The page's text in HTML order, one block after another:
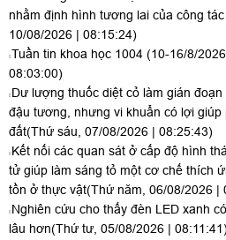
nhằm định hình tương lai của công
10/08/2026 | 08:15:24)
Tuần tin khoa học 1004 (10-16/8/
08:03:00)
Dư lượng thuốc diệt cỏ làm gián
đậu tương, nhưng vi khuẩn có lợi giúp
đất(Thứ sáu, 07/08/2026 | 08:25:43)
Kết nối các quan sát ở cấp độ hình
tử giúp làm sáng tỏ một cơ chế thích
tồn ở thực vật(Thứ năm, 06/08/2026 |
Nghiên cứu cho thấy đèn LED xanh
lâu hơn(Thứ tư, 05/08/2026 |